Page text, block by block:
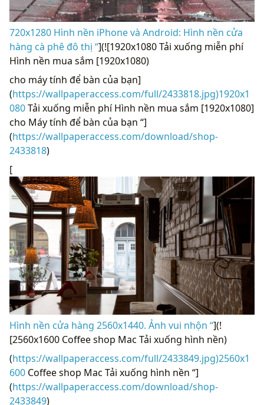
720x1280 Hình nền iPhone và Android: Hình nền cửa
hàng cà phê đô thị “](![1920x1080 Tải xuống miễn phí
Hình nền mua sắm [1920x1080)
cho máy tính để bàn của bạn]
(https://wallpaperaccess.com/full/2433818.jpg)1920x1
080Tải xuống miễn phí Hình nền mua sắm [1920x1080]
cho Máy tính để bàn của bạn “]
(https://wallpaperaccess.com/download/shop-
2433818)
[
Hình nền cửa hàng 2560x1440. Ảnh vui nhộn “](!
[2560x1600 Coffee shop Mac Tải xuống hình nền)
(https://wallpaperaccess.com/full/2433849.jpg)2560x1
600 Coffee shop Mac Tải xuống hình nền “]
(https://wallpaperaccess.com/download/shop-
2433849)